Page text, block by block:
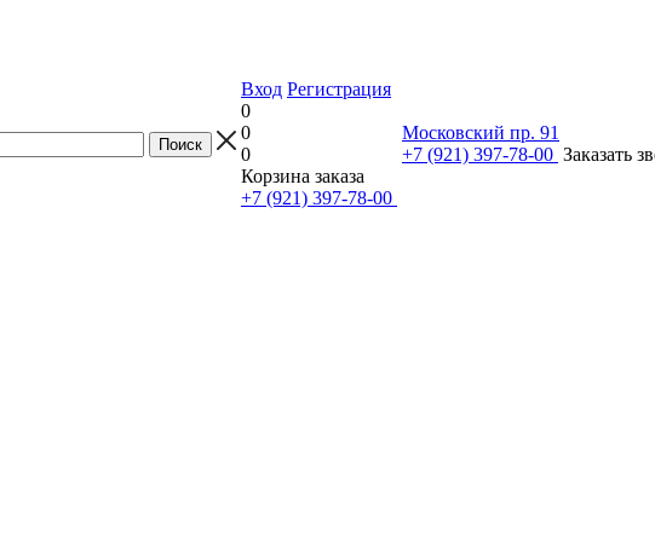
Вход Регистрация
0
0
0
Корзина заказа
+7 (921) 397-78-00
Московский пр. 91
+7 (921) 397-78-00 Заказать